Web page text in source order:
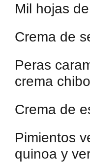
Mil hojas
Crema de
Peras
crema
Crema de
Pimientos
quinoa y